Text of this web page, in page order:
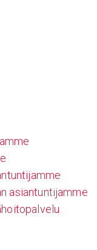
asiantuntijamme